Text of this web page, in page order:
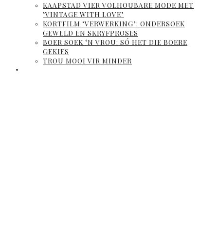
KAAPSTAD VIER VOLHOUBARE MODE MET
‘VINTAGE WITH LOVE’
KORTFILM ‘VERWERKING’: ONDERSOEK
GEWELD EN SKRYFPROSES
BOER SOEK ‘N VROU: SÓ HET DIE BOERE
GEKIES
TROU MOOI VIR MINDER